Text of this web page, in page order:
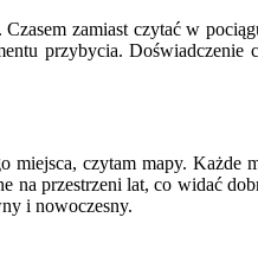
zamiast czytać w
przybycia.
miejsca, czytam mapy.
na przestrzeni lat, co widać
i nowoczesny.